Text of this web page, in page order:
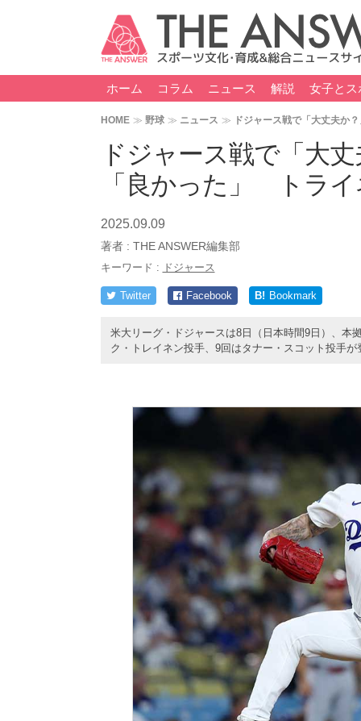
ホーム コラム ニュース 解説 女子とス
HOME 野球 ニュース ドジャース戦で「大丈夫か
ドジャース戦で「大
「良かった」 トラ
2025.09.09
著者 : THE ANSWER編集部
キーワード : ドジャース
Twitter Facebook B! Bookmark
米大リーグ・ドジャースは8日（日本時間9日）、本
ク・トレイネン投手、9回はタナー・スコット投手